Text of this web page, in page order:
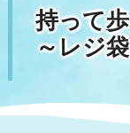
持って
～レジ